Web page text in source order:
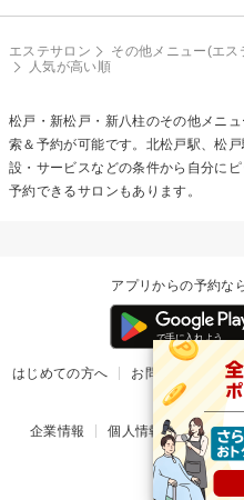
エステサロン その他メニュー(エス
人気が高い順
松戸・新松戸・新八柱のその他メニ
索＆予約が可能です。北松戸駅、松
設・サービスなどの条件から自分に
予約できるサロンもあります。
アプリからの予約な
はじめての方へ お問い合わせ
掲載ご希望
企業情報 個人情報保護方針
©